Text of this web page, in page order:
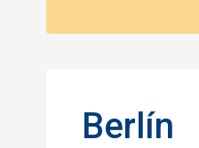
Berlín